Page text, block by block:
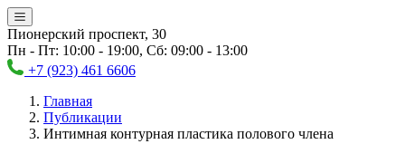
Пионерский проспект, 30
Пн - Пт: 10:00 - 19:00, Сб: 09:00 - 13:00
+7 (923) 461 6606
Главная
Публикации
Интимная контурная пластика полового члена